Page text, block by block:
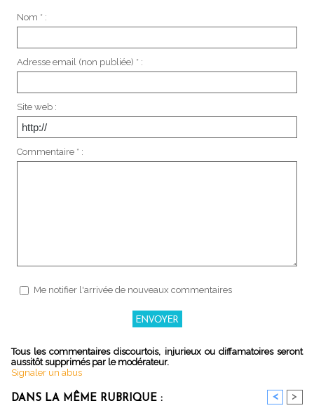
Nom * :
Adresse email (non publiée) * :
Site web :
Commentaire * :
Me notifier l'arrivée de nouveaux commentaires
Tous les commentaires discourtois, injurieux ou diffamatoires seront
aussitôt supprimés par le modérateur.
Signaler un abus
DANS LA MÊME RUBRIQUE : < >